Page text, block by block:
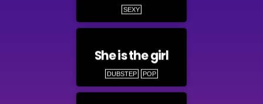
SEXY
She is the girl
DUBSTEP POP